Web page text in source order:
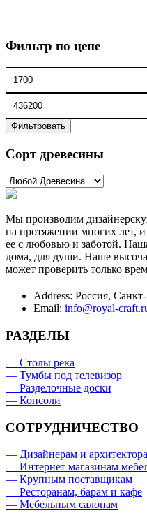
Фильтр по цене
Фильтровать
Сорт древесины
Мы производим
на протяжении многих лет, и
ее с любовью и заботой.
дома, для души. Наше
может проверить только
Address: Россия,
Email: info@royal-
РАЗДЕЛЫ
— Столы река
— Тумбы под телевизор
— Разделочные доски
— Консоли
СОТРУДНИЧЕСТВО
— Дизайнерам и
— Интернет магазинам
— Крупным поставщикам
— Ресторанам, барам и кафе
— Мебельным салонам